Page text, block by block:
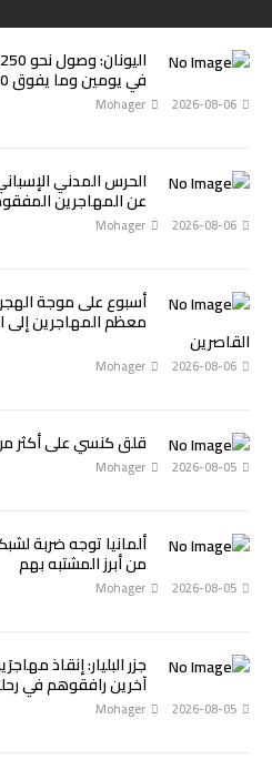
في يومين وما يفوق 10 آلاف منذ بداية العام
2026-08-06
Mohager
الحرس المدني
عن المهاجرين
2026-08-06
Mohager
أسبوع على موجة
معظم المهاجرين
القاصرين
2026-08-06
Mohager
قلق كنسي على أكثر
2026-08-05
Mohager
ألمانيا توجه ضربة
من أبرز المشتبه بهم
2026-08-05
Mohager
آخرين رافقوهم في
2026-08-05
Mohager